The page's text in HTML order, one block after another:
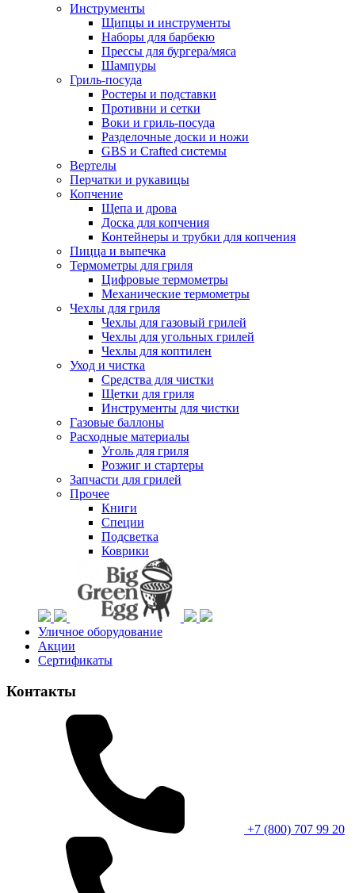
Инструменты
Щипцы и инструменты
Наборы для барбекю
Прессы для бургера/мяса
Шампуры
Гриль-посуда
Ростеры и подставки
Противни и сетки
Воки и гриль-посуда
Разделочные доски и ножи
GBS и Crafted системы
Вертелы
Перчатки и рукавицы
Копчение
Щепа и дрова
Доска для копчения
Контейнеры и трубки для копчения
Пицца и выпечка
Термометры для гриля
Цифровые термометры
Механические термометры
Чехлы для гриля
Чехлы для газовый грилей
Чехлы для угольных грилей
Чехлы для коптилен
Уход и чистка
Средства для чистки
Щетки для гриля
Инструменты для чистки
Газовые баллоны
Расходные материалы
Уголь для гриля
Розжиг и стартеры
Запчасти для грилей
Прочее
Книги
Специи
Подсветка
Коврики
Уличное оборудование
Акции
Сертификаты
Контакты
+7 (800) 707 99 20